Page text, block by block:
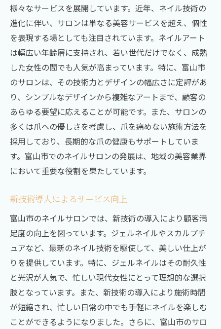
様々なサービスを展開しています。近年、ネイル技術の
進化に伴い、サロンは単なる美容サービスを超え、個性
を表現する場としても注目されています。ネイルアート
は幅広い年齢層に支持され、若い世代だけでなく、成熟
した女性の間でも人気が高まっています。特に、富山市
のサロンは、その技術力とデザインの幅広さに定評があ
り、シンプルなデザインから複雑なアートまで、顧客の
あらゆる要望に応えることが可能です。また、サロンの
多くは爪への優しさを考慮し、爪を痛めない施術方法を
採用しており、長期的な爪の健康もサポートしていま
す。富山市でのネイルサロンの発展は、地域の美容業界
において重要な役割を果たしています。
新技術導入によるサービス向上
富山市のネイルサロンでは、新技術の導入により顧客満
足度の向上を図っています。ジェルネイルやスカルプチ
ュアなど、最新のネイル技術を駆使して、美しい仕上が
りを提供しています。特に、ジェルネイルはその耐久性
と光沢が人気で、忙しい現代女性にとって理想的な選択
肢となっています。また、新技術の導入により施術時間
が短縮され、忙しい日常の中でも手軽にネイルを楽しむ
ことができるようになりました。さらに、富山市のサロ